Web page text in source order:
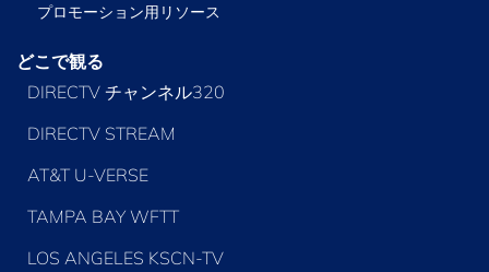
プロモーション用リソース
どこで観る
DIRECTV チャンネル320
DIRECTV STREAM
AT&T U-VERSE
TAMPA BAY WFTT
LOS ANGELES KSCN-TV